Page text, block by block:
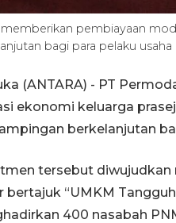
memberikan pembiayaan
bagi para pelaku
(ANTARA) - PT
ekonomi keluarga
berkelanjutan
tersebut diwujudkan
bertajuk “UMKM
400 nasabah